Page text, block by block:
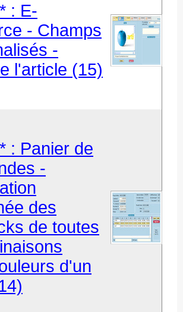
: E-
- Champs
-
l'article (15)
: Panier de
-
des
de toutes
d'un